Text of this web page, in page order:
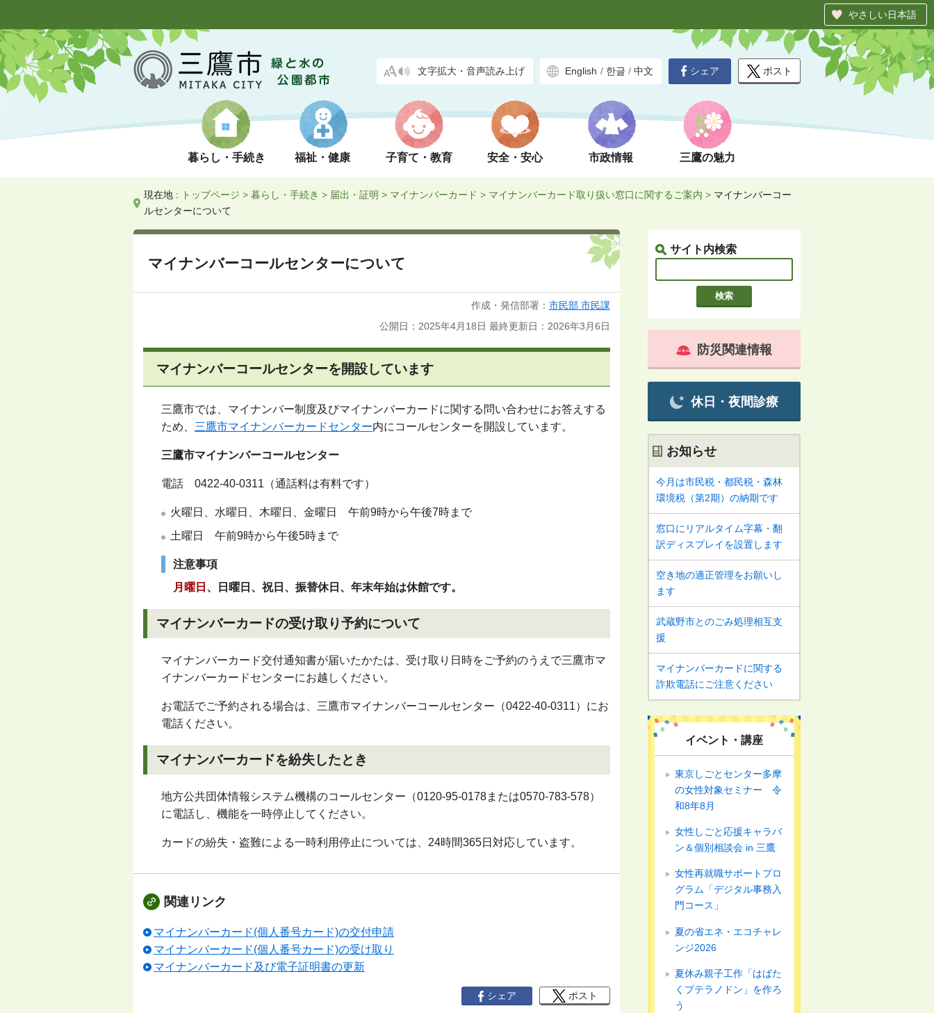
やさしい日本語
文字拡大・音声読み上げ English / 한글 / 中文
暮らし・手続き 福祉・健康 子育て・教育 安全・安心 市政情報 三鷹の魅力
シェア ポスト
現在地 : トップページ > 暮らし・手続き > 届出・証明 > マイナンバーカード > マイナンバーカード取り扱い窓口に関するご案内 > マイナンバーコー
ルセンターについて
サイト内検索
マイナンバーコールセンターについて
作成・発信部署： 市民部 市民課
公開日：2025年4月18日 最終更新日：2026年3月6日
マイナンバーコールセンターを開設しています
三鷹市では、マイナンバー制度及びマイナンバーカードに関する問い合わせにお答えする
ため、 三鷹市マイナンバーカードセンター内にコールセンターを開設しています。
三鷹市マイナンバーコールセンター
電話 0422-40-0311 （通話料は有料です）
火曜日、水曜日、木曜日、金曜日 午前9時から午後7時まで
土曜日 午前9時から午後5時まで
注意事項
月曜日 、日曜日、祝日、振替休日、年末年始は休館です。
マイナンバーカードの受け取り予約について
マイナンバーカード交付通知書が届いたかたは、受け取り日時をご予約のうえで三鷹市マ
イナンバーカードセンターにお越しください。
お電話でご予約される場合は、三鷹市マイナンバーコールセンター（0422-40-0311）にお
電話ください。
マイナンバーカードを紛失したとき
地方公共団体情報システム機構のコールセンター（0120-95-0178または0570-783-578）
に電話し、機能を一時停止してください。
カードの紛失・盗難による一時利用停止については、24時間365日対応しています。
関連リンク
マイナンバーカード(個人番号カード)の交付申請
マイナンバーカード(個人番号カード)の受け取り
マイナンバーカード及び電子証明書の更新
シェア ポスト
防災関連情報
休日・夜間診療
お知らせ
今月は市民税・都民税・森林
環境税（第2期）の納期です
窓口にリアルタイム字幕・翻
訳ディスプレイを設置します
空き地の適正管理をお願いし
ます
武蔵野市とのごみ処理相互支
援
マイナンバーカードに関する
詐欺電話にご注意ください
イベント・講座
東京しごとセンター多摩
の女性対象セミナー 令
和8年8月
女性しごと応援キャラバ
ン＆個別相談会 in 三鷹
女性再就職サポートプロ
グラム「デジタル事務入
門コース」
夏の省エネ・エコチャレ
ンジ2026
夏休み親子工作「はばた
くプテラノドン」を作ろ
う